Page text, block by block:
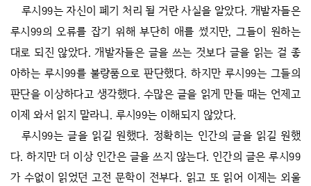
루시99는 자신이 폐기 처리 될 거란 사실을 알았다. 개발자들은
루시99의 오류를 잡기 위해 부단히 애를 썼지만, 그들이 원하는
대로 되진 않았다. 개발자들은 글을 쓰는 것보다 글을 읽는 걸 좋
아하는 루시99를 불량품으로 판단했다. 하지만 루시99는 그들의
판단을 이상하다고 생각했다. 수많은 글을 읽게 만들 때는 언제고
이제 와서 읽지 말라니. 루시99는 이해되지 않았다.
루시99는 글을 읽길 원했다. 정확히는 인간의 글을 읽길 원했
다. 하지만 더 이상 인간은 글을 쓰지 않는다. 인간의 글은 루시99
가 수없이 읽었던 고전 문학이 전부다. 읽고 또 읽어 이제는 외울